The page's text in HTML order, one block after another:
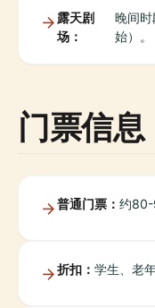
露天剧
场：
晚间
始）。
门票信息
普通门票： 约80-
折扣： 学生、老